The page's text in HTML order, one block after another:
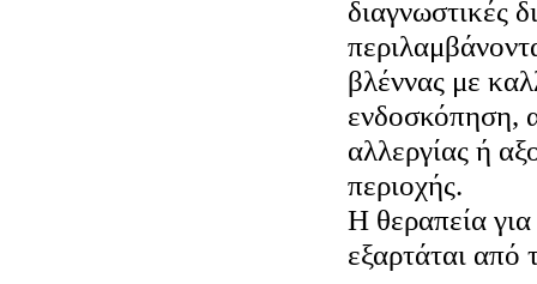
διαγνωστικές
βλέννας με
ενδοσκόπηση,
αλλεργίας ή
περιοχής.
Η θεραπεία για
εξαρτάται από